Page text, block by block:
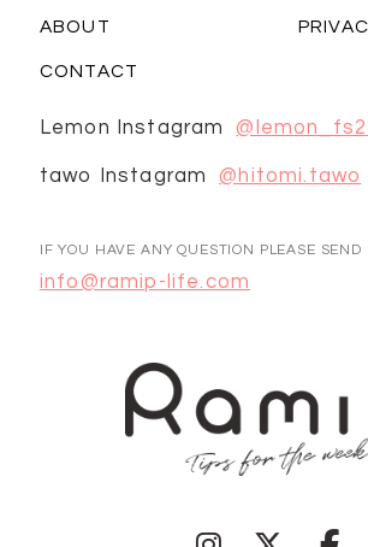
ABOUT
CONTACT
Lemon Instagram
tawo Instagram @hitomi.tawo
IF YOU HAVE ANY QUESTION PLEASE SEND
info@ramip-life.com